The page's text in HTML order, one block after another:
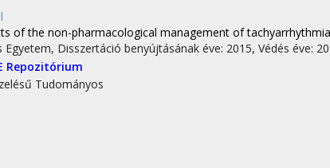
of the non-pharmacological management of
Egyetem, Disszertáció benyújtásának éve: 2015, Védés éve:
Repozitórium
Tudományos